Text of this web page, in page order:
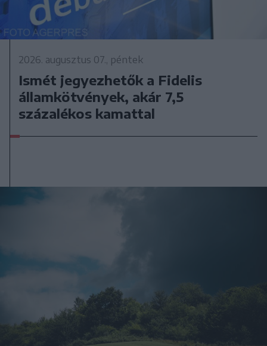
2026. augusztus 07., péntek
Ismét jegyezhetők a Fidelis
államkötvények, akár 7,5
százalékos kamattal